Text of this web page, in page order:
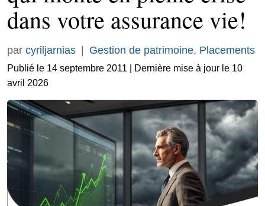
dans votre assurance vie!
par cyriljarnias Gestion de patrimoine, Placements
Publié le 14 septembre 2011 | Dernière mise à jour le 10
avril 2026